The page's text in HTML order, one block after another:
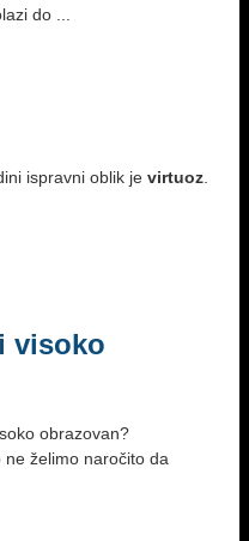
do ...
ispravni oblik je virtuoz
visoko
obrazovan?
ne želimo naročito da